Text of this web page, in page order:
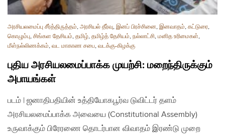
அரசியலமைப்பு சீர்த்திருத்தம், அரசியல் தீர்வு, இனப் பிரச்சினை, இனவாதம், கட்டுரை,
கொழும்பு, சிங்கள தேசியம், தமிழ், தமிழ்த் தேசியம், நல்லாட்சி, மனித உரிமைகள்,
மீள்நல்லிணக்கம், வட மாகாண சபை, வடக்கு-கிழக்கு
புதிய அரசியலமைப்பாக்க முயற்சி: மறைந்திருக்கும்
அபாயங்கள்
படம் | ஜனாதிபதியின் உத்தியோகபூர்வ டுவிட்டர் தளம்
அரசியலமைப்பாக்க அவையை (Constitutional Assembly)
உருவாக்கும் பிரேரணை தொடர்பான விவாதம் இரண்டு முறை